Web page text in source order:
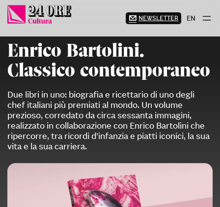
Vai
contenuto
NEWSLETTER EN
Enrico Bartolini.
Classico contemporaneo
Due libri in uno: biografia e ricettario di uno degli
chef italiani più premiati al mondo. Un volume
prezioso, corredato da circa sessanta immagini,
realizzato in collaborazione con Enrico Bartolini che
ripercorre, tra ricordi d’infanzia e piatti iconici, la sua
vita e la sua carriera.